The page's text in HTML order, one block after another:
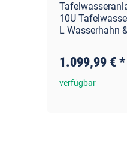
10U
L Wasserhahn
1.099,99 €*
verfügbar